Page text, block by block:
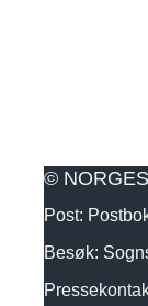
©
Post:
Besøk: